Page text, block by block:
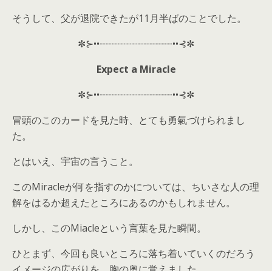
そうして、父が退院できたが11月半ばのことでした。
✼⊱••┈┈┈┈┈┈┈┈┈┈┈┈••⊰✼
Expect a Miracle
✼⊱••┈┈┈┈┈┈┈┈┈┈┈┈••⊰✼
冒頭のこのカードを見た時、とても勇氣づけられまし
た。
とはいえ、宇宙の言うこと。
このMiracleが何を指すのかについては、ちいさな人の理
解をはるか超えたところにあるのかもしれません。
しかし、このMiacleという言葉を見た瞬間。
ひとまず、今回も良いところに落ち着いていくのだろう